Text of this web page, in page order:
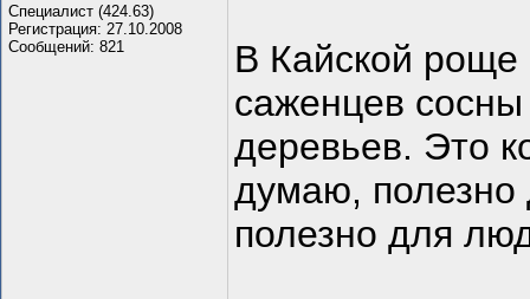
Специалист (424.63)
Регистрация: 27.10.2008
Сообщений: 821
В Кайской роще
саженцев
деревьев. Это
думаю, полезно
полезно для